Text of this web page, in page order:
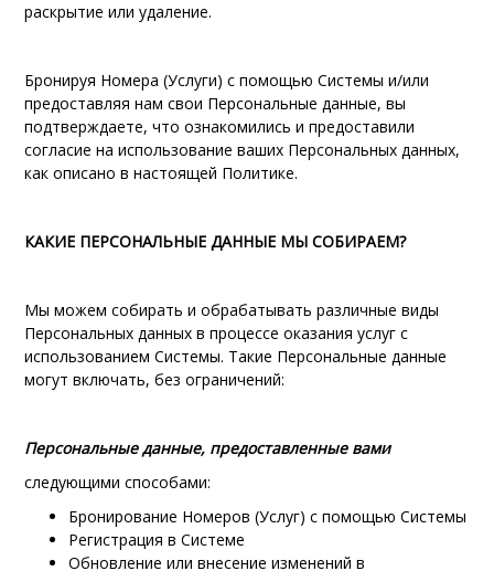
раскрытие или удаление.
Бронируя Номера (Услуги) с помощью Системы и/или
предоставляя нам свои Персональные данные, вы
подтверждаете, что ознакомились и предоставили
согласие на использование ваших Персональных данных,
как описано в настоящей Политике.
КАКИЕ ПЕРСОНАЛЬНЫЕ ДАННЫЕ МЫ СОБИРАЕМ?
Мы можем собирать и обрабатывать различные виды
Персональных данных в процессе оказания услуг с
использованием Системы. Такие Персональные данные
могут включать, без ограничений:
Персональные данные, предоставленные вами
следующими способами:
Бронирование Номеров (Услуг) с помощью Системы
Регистрация в Системе
Обновление или внесение изменений в